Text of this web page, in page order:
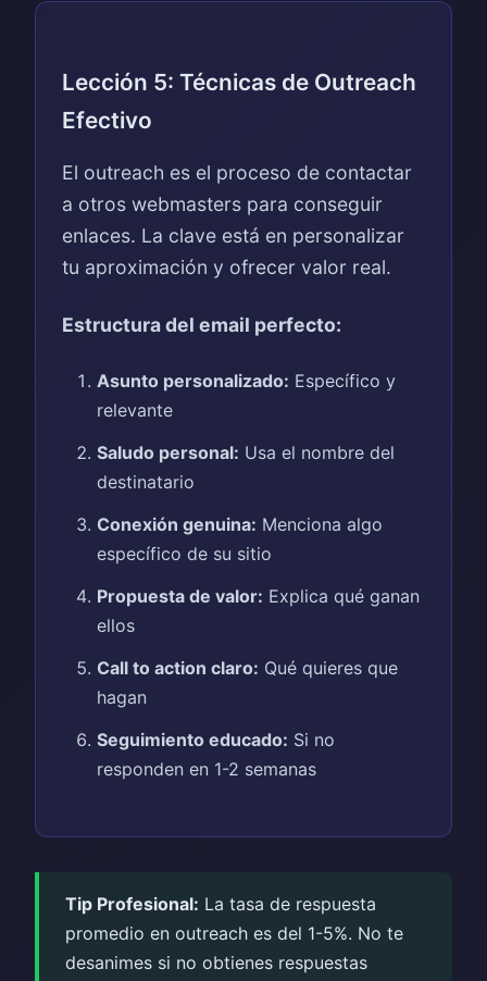
Lección 5: Técnicas de Outreach
Efectivo
El outreach es el proceso de contactar
a otros webmasters para conseguir
enlaces. La clave está en personalizar
tu aproximación y ofrecer valor real.
Estructura del email perfecto:
Asunto personalizado: Específico y
relevante
Saludo personal: Usa el nombre del
destinatario
Conexión genuina: Menciona algo
específico de su sitio
Propuesta de valor: Explica qué ganan
ellos
Call to action claro: Qué quieres que
hagan
Seguimiento educado: Si no
responden en 1-2 semanas
Tip Profesional: La tasa de respuesta
promedio en outreach es del 1-5%. No te
desanimes si no obtienes respuestas